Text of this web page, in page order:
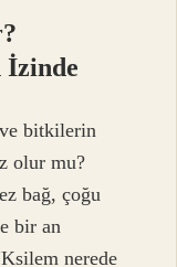
İzinde
bitkilerin
olur mu?
bağ, çoğu
bir an
nerede